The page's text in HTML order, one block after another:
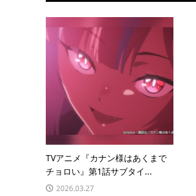
TVアニメ『カナン様はあくまで
チョロい』第1話サブタイ...
2026.03.27